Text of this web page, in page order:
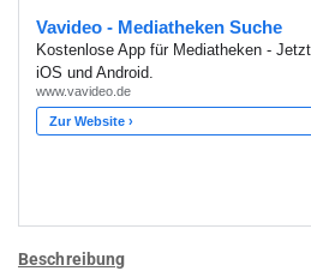
Beschreibung